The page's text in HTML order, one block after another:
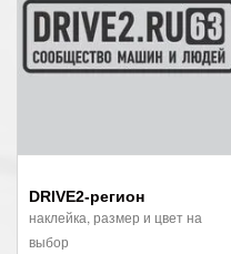
DRIVE2-регион
наклейка, размер и цвет на
выбор